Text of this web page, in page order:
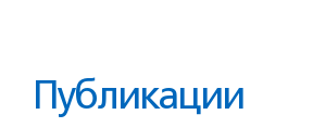
Публикации